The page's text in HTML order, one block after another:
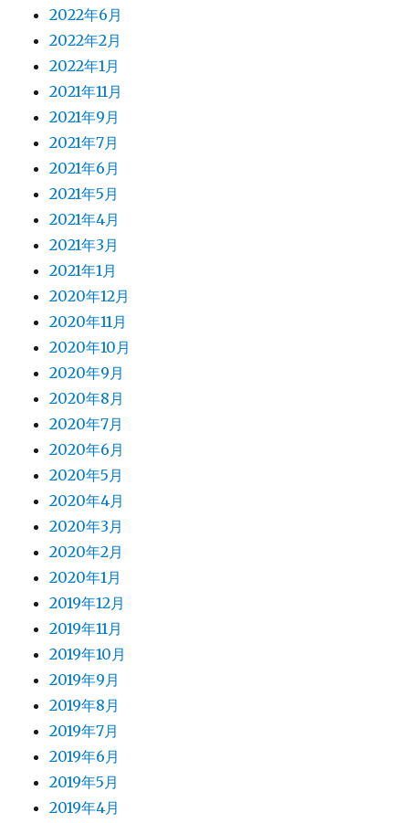
2022年6月
2022年2月
2022年1月
2021年11月
2021年9月
2021年7月
2021年6月
2021年5月
2021年4月
2021年3月
2021年1月
2020年12月
2020年11月
2020年10月
2020年9月
2020年8月
2020年7月
2020年6月
2020年5月
2020年4月
2020年3月
2020年2月
2020年1月
2019年12月
2019年11月
2019年10月
2019年9月
2019年8月
2019年7月
2019年6月
2019年5月
2019年4月